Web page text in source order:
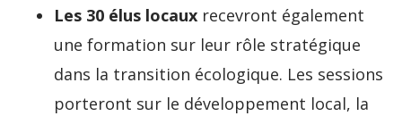
Les 30 élus locaux recevront également
une formation sur leur rôle stratégique
dans la transition écologique. Les sessions
porteront sur le développement local, la